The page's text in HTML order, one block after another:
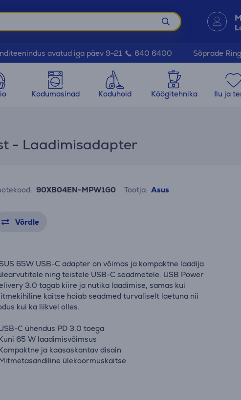
avatud iga päev 9-21 640 6400 Sõprade Ring
Kodumasinad Koduhoid Köögitehnika Ilu ja
- Laadimisadapter
90XB04EN-MPW1G0 Tootja: Asus
Võrdle
65W USB-C adapter on võimas ja kompaktne laadija
ning teistele USB-C seadmetele. USB Power
3.0 tagab kiire ja nutika laadimise, samas kui
kaitse hoiab seadmed turvaliselt laetuna nii
kui ka liikvel olles.
C ühendus PD 3.0 toega
65 W laadimisvõimsus
ja kaasaskantav disain
ülekoormuskaitse